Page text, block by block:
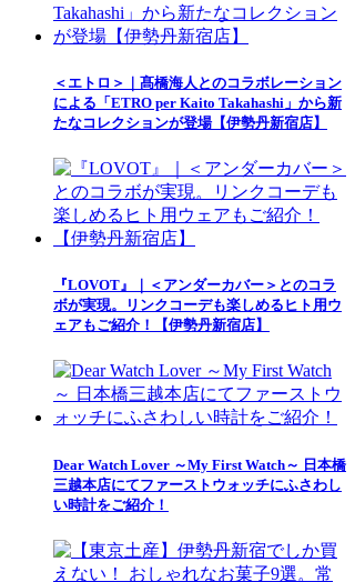
＜エトロ＞｜髙橋海人とのコラボレーション
による「ETRO per Kaito Takahashi」から新
たなコレクションが登場【伊勢丹新宿店】
『LOVOT』｜＜アンダーカバー＞とのコラ
ボが実現。リンクコーデも楽しめるヒト用ウ
ェアもご紹介！【伊勢丹新宿店】
Dear Watch Lover ～My First Watch～ 日本橋
三越本店にてファーストウォッチにふさわし
い時計をご紹介！